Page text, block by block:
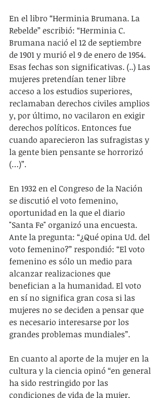
En el libro “Herminia Brumana. La
Rebelde” escribió: “Herminia C.
Brumana nació el 12 de septiembre
de 1901 y murió el 9 de enero de 1954.
Esas fechas son significativas. (..) Las
mujeres pretendían tener libre
acceso a los estudios superiores,
reclamaban derechos civiles amplios
y, por último, no vacilaron en exigir
derechos políticos. Entonces fue
cuando aparecieron las sufragistas y
la gente bien pensante se horrorizó
(…)”.
En 1932 en el Congreso de la Nación
se discutió el voto femenino,
oportunidad en la que el diario
"Santa Fe" organizó una encuesta.
Ante la pregunta: “¿Qué opina Ud. del
voto femenino?” respondió: “El voto
femenino es sólo un medio para
alcanzar realizaciones que
benefician a la humanidad. El voto
en sí no significa gran cosa si las
mujeres no se deciden a pensar que
es necesario interesarse por los
grandes problemas mundiales”.
En cuanto al aporte de la mujer en la
cultura y la ciencia opinó “en general
ha sido restringido por las
condiciones de vida de la mujer,